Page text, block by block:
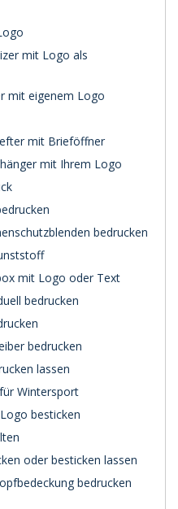
mit Logo als
mit eigenem Logo
mit Brieföffner
mit Ihrem Logo
bedrucken
mit Logo oder Text
bedrucken
bedrucken
lassen
Wintersport
besticken
oder besticken lassen
bedrucken